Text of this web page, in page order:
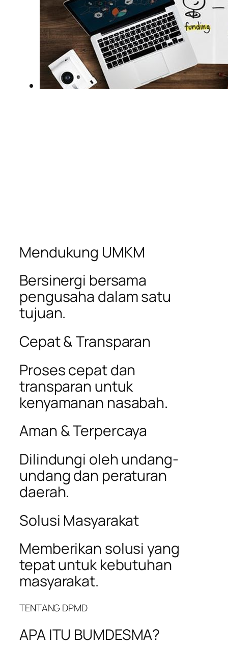
Mendukung UMKM
Bersinergi bersama
pengusaha dalam satu
tujuan.
Cepat & Transparan
Proses cepat dan
transparan untuk
kenyamanan nasabah.
Aman & Terpercaya
Dilindungi oleh undang-
undang dan peraturan
daerah.
Solusi Masyarakat
Memberikan solusi yang
tepat untuk kebutuhan
masyarakat.
TENTANG DPMD
APA ITU BUMDESMA?